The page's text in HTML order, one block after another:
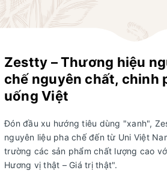
Zestty – Thương hiệu
chế nguyên chất, chinh
uống Việt
Đón đầu xu hướng tiêu dùng "xanh",
nguyên liệu pha chế đến từ Uni Việt
trường các sản phẩm chất lượng cao
Hương vị thật – Giá trị thật".